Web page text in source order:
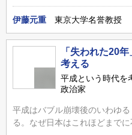
伊藤元重 東京大学名誉教授
「失われた20
考える
平成という時代を
政治家
平成はバブル崩壊後のいわゆ
る。なぜ日本はこれほどまで